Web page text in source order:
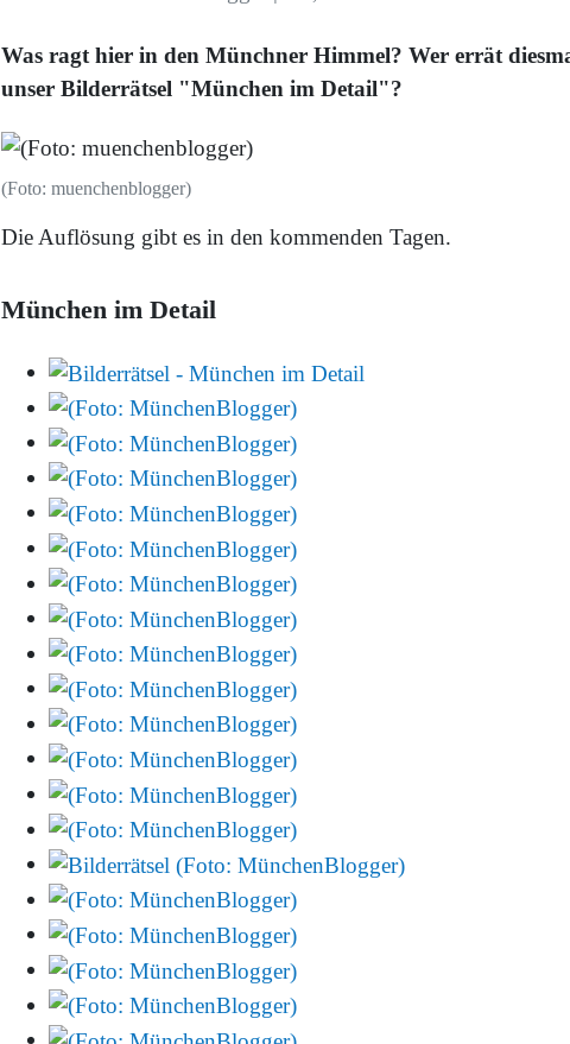
Was ragt hier in den Münchner Himmel? Wer errät
unser Bilderrätsel "München im Detail"?
(Foto: muenchenblogger)
Die Auflösung gibt es in den kommenden Tagen.
München im Detail